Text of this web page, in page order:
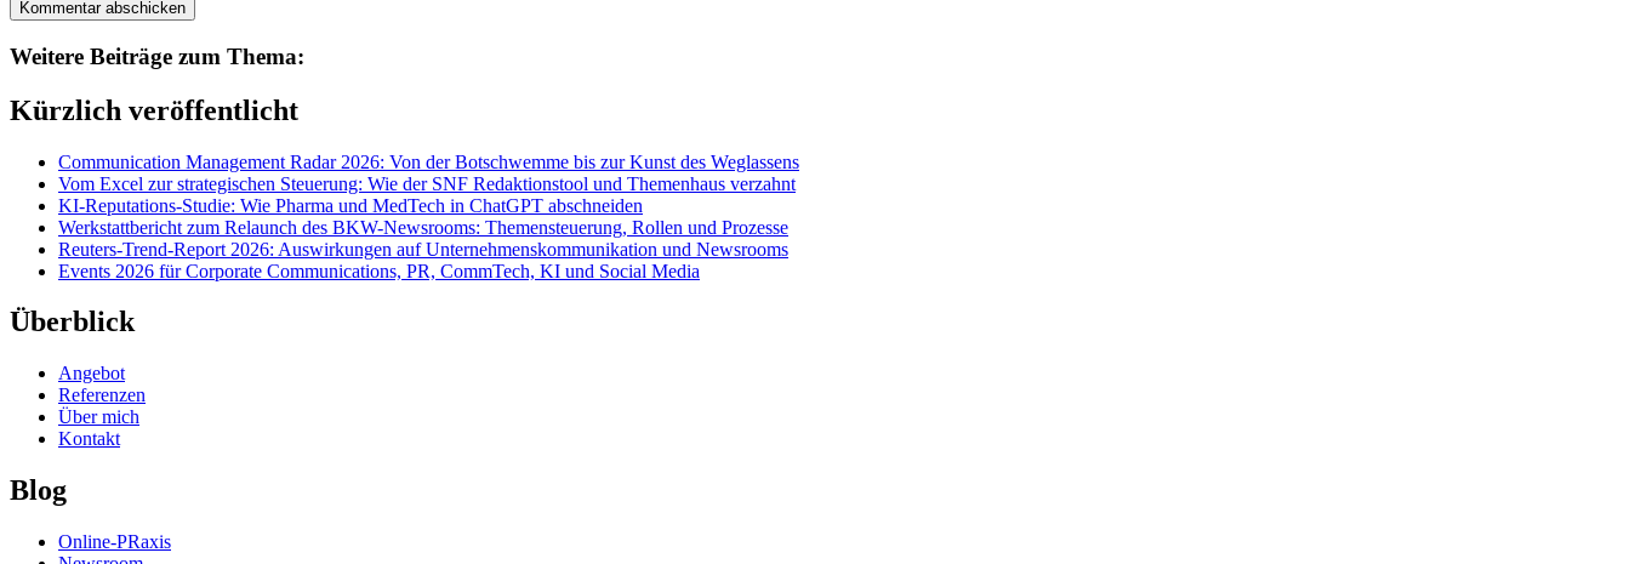
Weitere Beiträge zum Thema:
Kürzlich veröffentlicht
Communication Management Radar 2026: Von der Botschwemme bis zur Kunst des Weglassens
Vom Excel zur strategischen Steuerung: Wie der SNF Redaktionstool und Themenhaus verzahnt
KI-Reputations-Studie: Wie Pharma und MedTech in ChatGPT abschneiden
Werkstattbericht zum Relaunch des BKW-Newsrooms: Themensteuerung, Rollen und Prozesse
Reuters-Trend-Report 2026: Auswirkungen auf Unternehmenskommunikation und Newsrooms
Events 2026 für Corporate Communications, PR, CommTech, KI und Social Media
Überblick
Angebot
Referenzen
Über mich
Kontakt
Blog
Online-PRaxis